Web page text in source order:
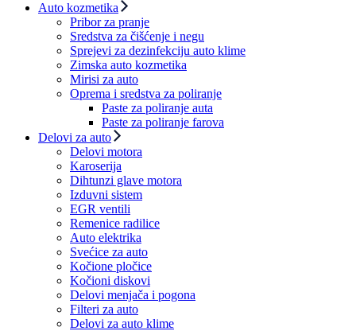
Auto kozmetika
Pribor za pranje
Sredstva za čišćenje i negu
Sprejevi za dezinfekciju auto klime
Zimska auto kozmetika
Mirisi za auto
Oprema i sredstva za poliranje
Paste za poliranje auta
Paste za poliranje farova
Delovi za auto
Delovi motora
Karoserija
Dihtunzi glave motora
Izduvni sistem
EGR ventili
Remenice radilice
Auto elektrika
Svećice za auto
Kočione pločice
Kočioni diskovi
Delovi menjača i pogona
Filteri za auto
Delovi za auto klime